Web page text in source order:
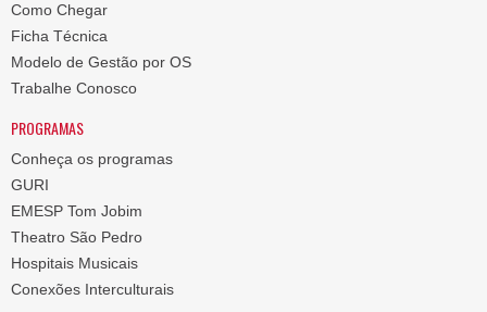
Como Chegar
Ficha Técnica
Modelo de Gestão por OS
Trabalhe Conosco
PROGRAMAS
Conheça os programas
GURI
EMESP Tom Jobim
Theatro São Pedro
Hospitais Musicais
Conexões Interculturais